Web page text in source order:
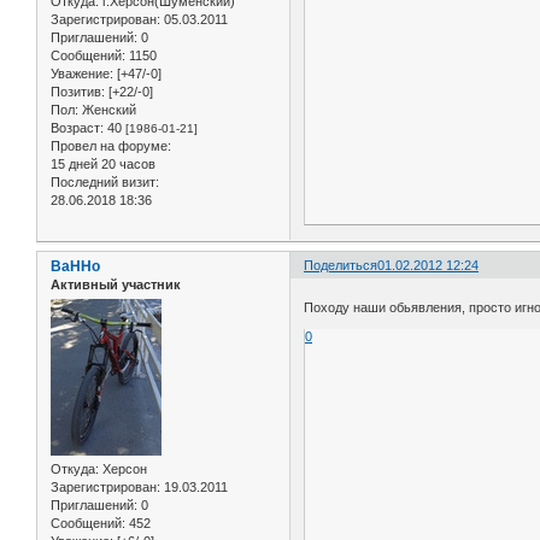
Зарегистрирован: 05.03.2011
Приглашений: 0
Сообщений: 1150
Уважение: [+47/-0]
Позитив: [+22/-0]
Пол: Женский
Возраст: 40 [1986-01-21]
Провел на форуме:
15 дней 20 часов
Последний визит:
28.06.2018 18:36
Поделиться01.02.2012 12:24
BaHHo
Активный участник
Откуда: Херсон
Зарегистрирован: 19.03.2011
Приглашений: 0
Сообщений: 452
Походу наши обьявления, просто
0